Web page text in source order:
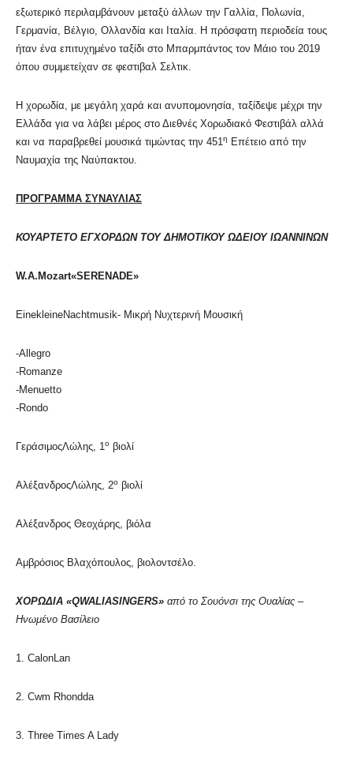
εξωτερικό περιλαμβάνουν μεταξύ άλλων την Γαλλία, Πολωνία,
Γερμανία, Βέλγιο, Ολλανδία και Ιταλία. Η πρόσφατη περιοδεία τους
ήταν ένα επιτυχημένο ταξίδι στο Μπαρμπάντος τον Μάιο του 2019
όπου συμμετείχαν σε φεστιβαλ Σελτικ.
Η χορωδία, με μεγάλη χαρά και ανυπομονησία, ταξίδεψε μέχρι την
Ελλάδα για να λάβει μέρος στο Διεθνές Χορωδιακό Φεστιβάλ αλλά
και να παραβρεθεί μουσικά τιμώντας την 451η Επέτειο από την
Ναυμαχία της Ναύπακτου.
ΠΡΟΓΡΑΜΜΑ ΣΥΝΑΥΛΙΑΣ
ΚΟΥΑΡΤΕΤΟ ΕΓΧΟΡΔΩΝ ΤΟΥ ΔΗΜΟΤΙΚΟΥ ΩΔΕΙΟΥ ΙΩΑΝΝΙΝΩΝ
W.A.Mozart«SERENADE»
EinekleineNachtmusik- Μικρή Νυχτερινή Μουσική
-Allegro
-Romanze
-Menuetto
-Rondo
ΓεράσιμοςΛώλης, 1ο βιολί
ΑλέξανδροςΛώλης, 2ο βιολί
Αλέξανδρος Θεοχάρης, βιόλα
Αμβρόσιος Βλαχόπουλος, βιολοντσέλο.
ΧΟΡΩΔΙΑ «QWALIASINGERS» από το Σουόνσι της Ουαλίας –
Ηνωμένο Βασίλειο
1. CalonLan
2. Cwm Rhondda
3. Three Times A Lady